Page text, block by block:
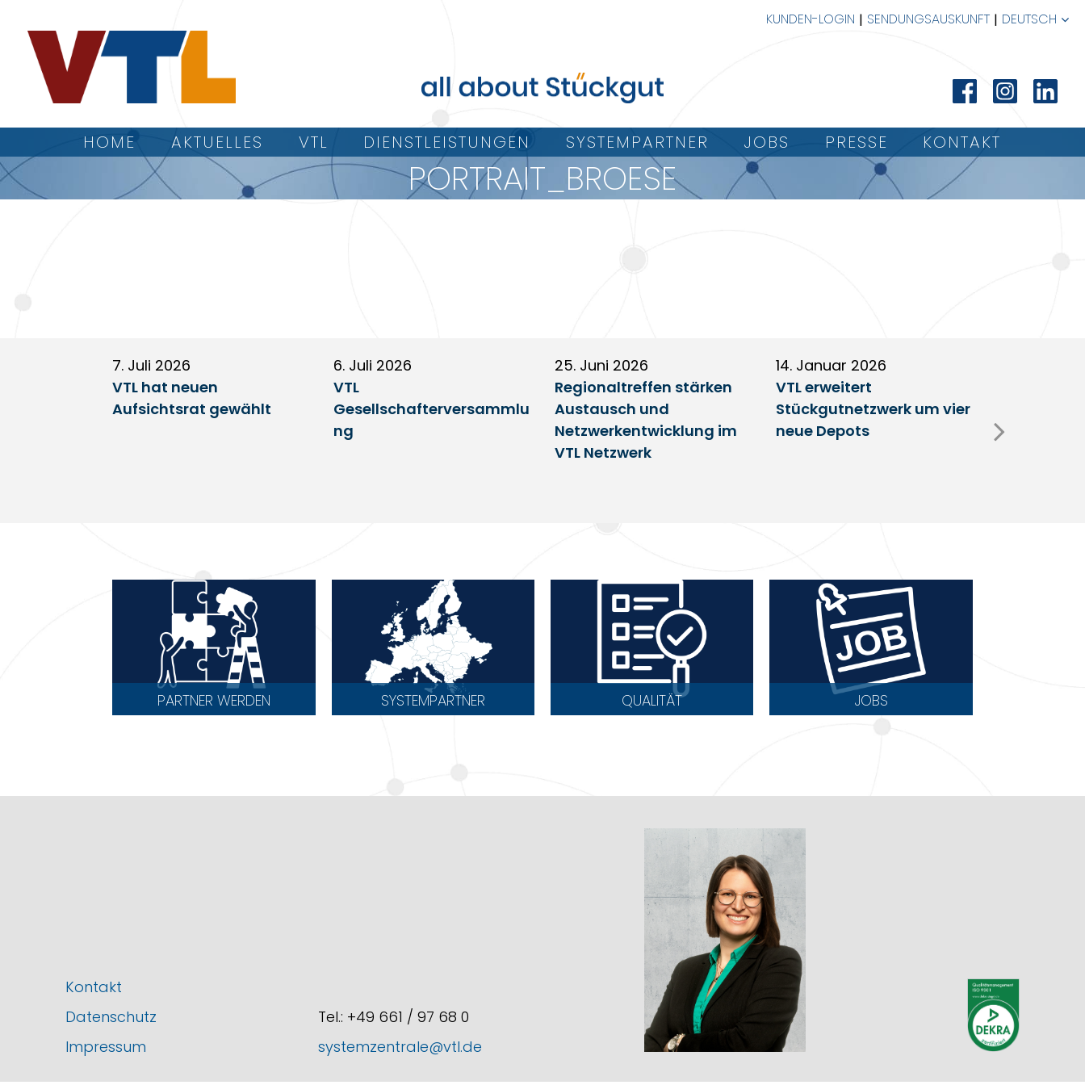
KUNDEN-LOGIN SENDUNGSAUSKUNFT DEUTSCH
HOME AKTUELLES VTL DIENSTLEISTUNGEN SYSTEMPARTNER JOBS PRESSE KONTAKT
PORTRAIT_BROESE
7. Juli 2026
VTL hat neuen
Aufsichtsrat gewählt
6. Juli 2026
VTL
Gesellschafterversammlu
ng
25. Juni 2026
Regionaltreffen stärken
Austausch und
Netzwerkentwicklung im
VTL Netzwerk
14. Januar 2026
VTL erweitert
Stückgutnetzwerk um vier
neue Depots
PARTNER WERDEN SYSTEMPARTNER QUALITÄT JOBS
Kontakt
Datenschutz
Impressum
Tel.: +49 661 / 97 68 0
systemzentrale@vtl.de